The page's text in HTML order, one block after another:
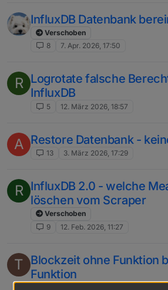
InfluxDB Datenbank
Verschoben
8
7. Apr. 2026, 17:50
R Logrotate falsche
InfluxDB
5 12. März 2026, 18:57
A Restore Datenbank -
13 3. März 2026, 17:29
R InfluxDB 2.0 - welche
löschen vom Scraper
Verschoben
9
12. Feb. 2026, 11:27
T Blockzeit ohne Funktion
Funktion